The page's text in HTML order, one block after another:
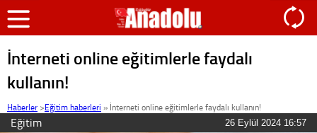
İnterneti online eğitimlerle faydalı
kullanın!
Haberler >Eğitim haberleri » İnterneti online eğitimlerle faydalı kullanın!
Eğitim 26 Eylül 2024 16:57